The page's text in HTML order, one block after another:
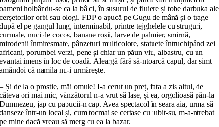
oameni holbându-se ca la bâlci, în susurul de fluiere și tobe darbuka ale
cerșetorilor orbi sau ologi. FDP o apucă pe Gugu de mână și o trage
după el pe gangul lung, interminabil, printre tejghelele cu struguri,
curmale, nuci de cocos, banane roșii, larve de palmier, smirnă,
mirodenii înmiresmate, pânzeturi multicolore, statuete întruchipând zei
africani, porumbei verzi, pene și chiar un păun viu, albastru, cu un
evantai imens în loc de coadă. Aleargă fără să‑ntoarcă capul, dar simt
amândoi că namila nu‑i urmărește.
– Și de la o prostie, măi omule! I‑a cerut un preț, fata a zis altul, de
câteva ori mai mic, vânzătorul n‑a vrut să lase, și ea, orgolioasă pân‑la
Dumnezeu, jap cu papucii‑n cap. Avea spectacol în seara aia, urma să
danseze într‑un local și, cum tocmai se certase cu iubit‑su, m‑a‑ntrebat
pe mine dacă vreau să merg cu ea la bazar.